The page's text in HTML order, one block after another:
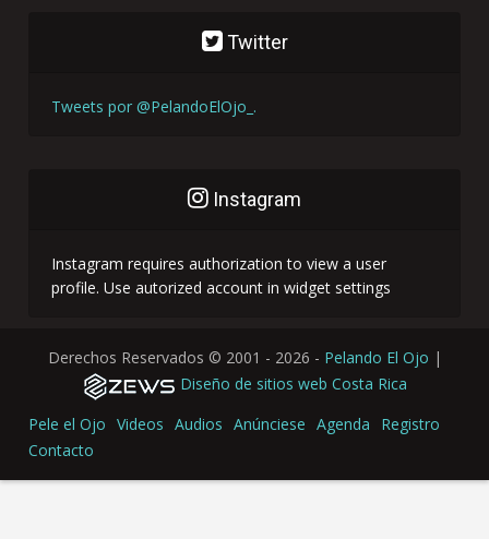
Twitter
Tweets por @PelandoElOjo_.
Instagram
Instagram requires authorization to view a user
profile. Use autorized account in widget settings
Derechos Reservados © 2001 - 2026 - Pelando El Ojo |
Diseño de sitios web Costa Rica
Pele el Ojo Videos Audios Anúnciese Agenda
Registro
Contacto